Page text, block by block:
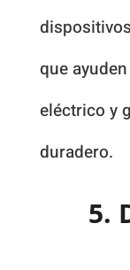
que
eléctrico y
duradero.
5.